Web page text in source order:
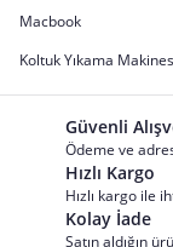
Macbook
Koltuk Yıkama
Güvenli
Ödeme ve
Hızlı Kargo
Hızlı kargo ile
Kolay İade
Satın aldığın